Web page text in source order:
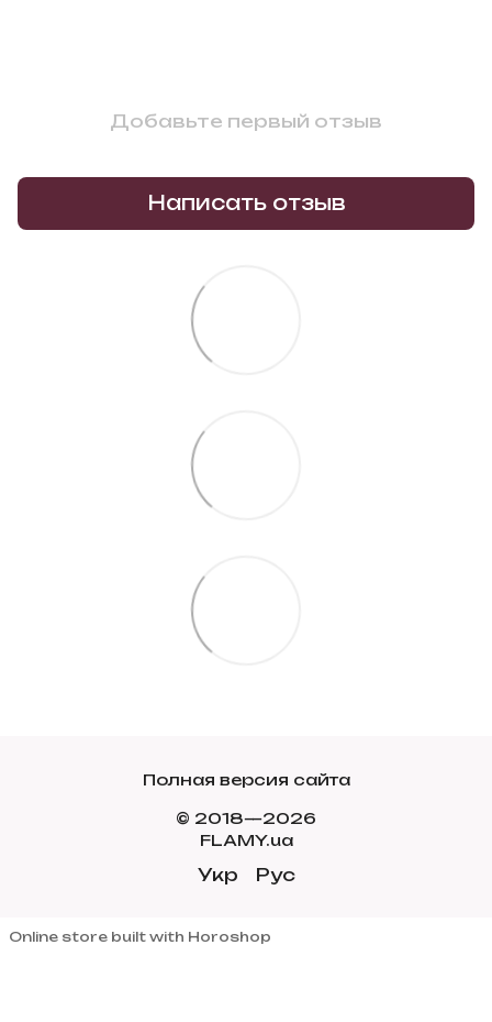
Добавьте первый отзыв
Написать отзыв
Полная версия сайта
© 2018—2026
FLAMY.ua
Укр Рус
Online store built with Horoshop